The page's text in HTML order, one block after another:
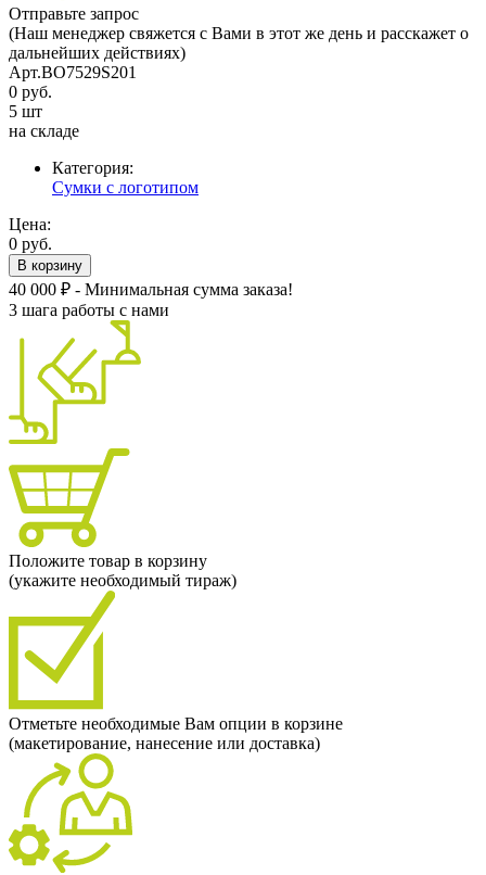
Отправьте запрос
(Наш менеджер свяжется с Вами в этот же день и расскажет о
дальнейших действиях)
Арт.BO7529S201
0 руб.
5 шт
на складе
Категория:
Сумки с логотипом
Цена:
0 руб.
В корзину
40 000 ₽ - Минимальная сумма заказа!
3 шага работы с нами
Положите товар в корзину
(укажите необходимый тираж)
Отметьте необходимые Вам опции в корзине
(макетирование, нанесение или доставка)